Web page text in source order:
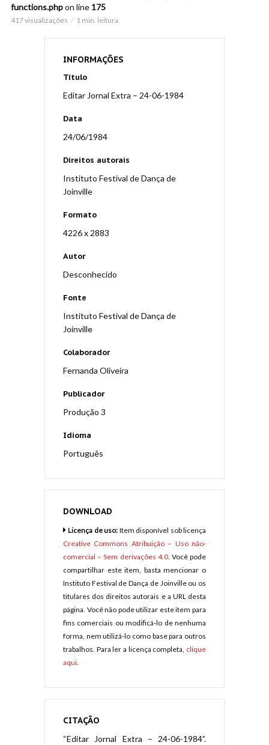
functions.phpon line 175
417 visualizações 1 min. leitura
INFORMAÇÕES
Título
Editar Jornal Extra – 24-06-1984
Data
24/06/1984
Direitos autorais
Instituto Festival de Dança de
Joinville
Formato
4226 x 2883
Autor
Desconhecido
Fonte
Instituto Festival de Dança de
Joinville
Colaborador
Fernanda Oliveira
Publicador
Produção 3
Idioma
Português
DOWNLOAD
Licença de uso: Item disponível sob licença
Creative Commons Atribuição – Uso não-
comercial – Sem derivações 4.0. Você pode
compartilhar este item, basta mencionar o
Instituto Festival de Dança de Joinville ou os
titulares dos direitos autorais e a URL desta
página. Você não pode utilizar este item para
fins comerciais ou modificá-lo de nenhuma
forma, nem utilizá-lo como base para outros
trabalhos. Para ler a licença completa, clique
aqui.
CITAÇÃO
“Editar Jornal Extra – 24-06-1984”.